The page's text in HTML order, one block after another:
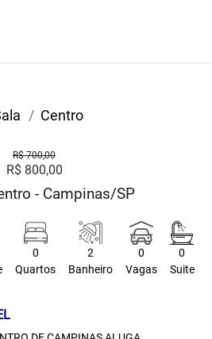
Centro
R$ 700,00
R$ 800,00
- Campinas/SP
0
Quartos
2
Banheiro
0
Vagas
0
Suite